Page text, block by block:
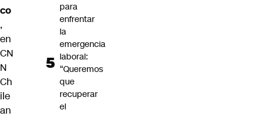
co
,
en
CN
N
Ch
ile
an
para
enfrentar
la
emergencia
laboral:
“Queremos
que
recuperar
el